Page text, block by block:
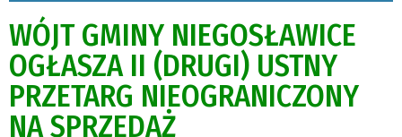
WÓJT GMINY NIEGOSŁAWICE
OGŁASZA II (DRUGI) USTNY
PRZETARG NIEOGRANICZONY
NA SPRZEDAŻ